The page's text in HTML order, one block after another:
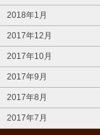
2018年1月
2017年12月
2017年10月
2017年9月
2017年8月
2017年7月